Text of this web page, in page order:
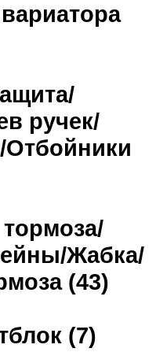
ручек/
Жабка/
(43)
(7)